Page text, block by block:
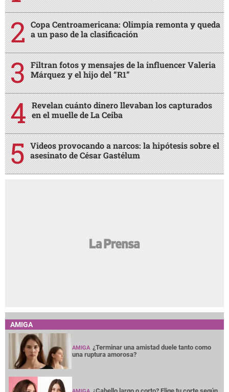
Copa Centroamericana: Olimpia remonta y queda
a un paso de la clasificación
Filtran fotos y mensajes de la influencer Valeria
Márquez y el hijo del “R1”
Revelan cuánto dinero llevaban los capturados
en el muelle de La Ceiba
Videos provocando a narcos: la hipótesis sobre el
asesinato de César Gastélum
AMIGA
AMIGA ¿Terminar una amistad duele tanto como
una ruptura amorosa?